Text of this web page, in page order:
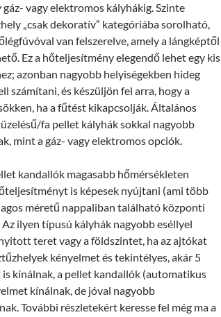
vagy elektromos kályhákig. Szinte
„csak dekoratív” kategóriába sorolható,
van felszerelve, amely a lángképtől
Ez a hőteljesítmény elegendő lehet egy kis
azonban nagyobb helyiségekben hideg
számítani, és készüljön fel arra, hogy a
ha a fűtést kikapcsolják. Általános
fa pellet kályhák sokkal nagyobb
mint a gáz- vagy elektromos opciók.
kandallók magasabb hőmérsékleten
is képesek nyújtani (ami több
méretű nappaliban található központi
ilyen típusú kályhák nagyobb eséllyel
teret vagy a földszintet, ha az ajtókat
kényelmet és tekintélyes, akár 5
kínálnak, a pellet kandallók (automatikus
kínálnak, de jóval nagyobb
További részletekért keresse fel még ma a